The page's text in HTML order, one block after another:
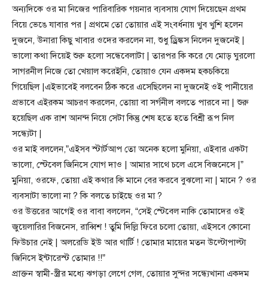
অন্যদিকে ওর মা নিজের পারিবারিক গয়নার ব্যবসায় যোগ দিয়েছেন প্রথম
বিয়ে ভেঙে যাবার পর | প্রথমে তো তোয়ার এই সংবর্ধনায় খুব খুশি হলেন
দুজনে, উনারা কিছু খাবার ওদের করলেন না, শুধু ড্রিঙ্কস নিলেন দুজনেই |
ভালো কথা দিয়েই শুরু হলো সন্ধেবেলাটা | তারপর কি করে যে মোড় ঘুরলো
সাগরনীল নিজে তো খেয়াল করেইনি, তোয়াও যেন একদম হকচকিয়ে
গিয়েছিল |এইভাবেই বলবেন ঠিক করে এসেছিলেন না দুজনেই ওই পানীয়ের
প্রভাবে এইরকম আচরণ করলেন, তোয়া বা সর্গনীল বলতে পারবে না | শুরু
হয়েছিল এক রাশ আনন্দ নিয়ে সেটা কিন্তু শেষ হতে হতে বিশ্রী রূপ নিল
সন্ধ্যেটা |
ওর মাই বললেন,”এইসব স্টার্টআপ তো অনেক হলো মুনিয়া, এইবার একটা
ভালো, স্টেবেল জিনিসে যোগ দাও | আমার সাথে চলে এসে বিজনেসে |”
মুনিয়া, ওরফে, তোয়া এই কথার কি মানে বের করবে বুঝলো না | মানে ? ওর
ব্যবসাটা ভালো না ? কি বলতে চাইছে ওর মা ?
ওর উত্তরের আগেই ওর বাবা বললেন, “সেই স্টেবেল নাকি তোমাদের ওই
জুয়েলারির বিজনেস, রাব্বিশ ! তুমি দিল্লি ফিরে চলো তোয়া, এইসবে কোনো
ফিউচার নেই | অলরেডি ইউ আর থার্টি ! তোমার মায়ের মতন উল্টোপাল্টা
জিনিসে ইন্টারেস্ট তোমার !!”
প্রাক্তন স্বামী-স্ত্রীর মধ্যে ঝগড়া লেগে গেল, তোয়ার সুন্দর সন্ধ্যেখানা একদম